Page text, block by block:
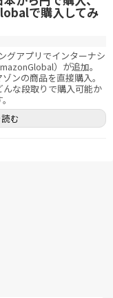
で購入してみ
グアプリでインターナシ
）が追加。
ンの商品を直接購入。
な段取りで購入可能か
む